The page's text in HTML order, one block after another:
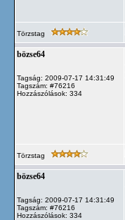
Törzstag
bözse64
Tagság: 2009-07-17 14:31:49
Tagszám: #76216
Hozzászólások: 334
Törzstag
bözse64
Tagság: 2009-07-17 14:31:49
Tagszám: #76216
Hozzászólások: 334